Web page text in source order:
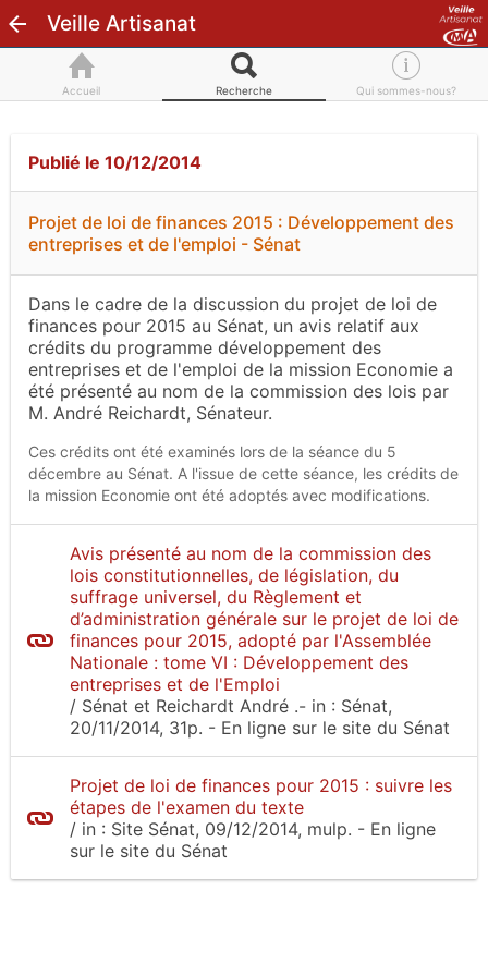
Veille Artisanat
Accueil Recherche Qui sommes-nous?
Publié le 10/12/2014
Projet de loi de finances 2015 : Développement des
entreprises et de l'emploi - Sénat
Dans le cadre de la discussion du projet de loi de
finances pour 2015 au Sénat, un avis relatif aux
crédits du programme développement des
entreprises et de l'emploi de la mission Economie a
été présenté au nom de la commission des lois par
M. André Reichardt, Sénateur.
Ces crédits ont été examinés lors de la séance du 5
décembre au Sénat. A l'issue de cette séance, les crédits de
la mission Economie ont été adoptés avec modifications.
Avis présenté au nom de la commission des
lois constitutionnelles, de législation, du
suffrage universel, du Règlement et
d’administration générale sur le projet de loi de
finances pour 2015, adopté par l'Assemblée
Nationale : tome VI : Développement des
entreprises et de l'Emploi
/ Sénat et Reichardt André .- in : Sénat,
20/11/2014, 31p. - En ligne sur le site du Sénat
Projet de loi de finances pour 2015 : suivre les
étapes de l'examen du texte
/ in : Site Sénat, 09/12/2014, mulp. - En ligne
sur le site du Sénat